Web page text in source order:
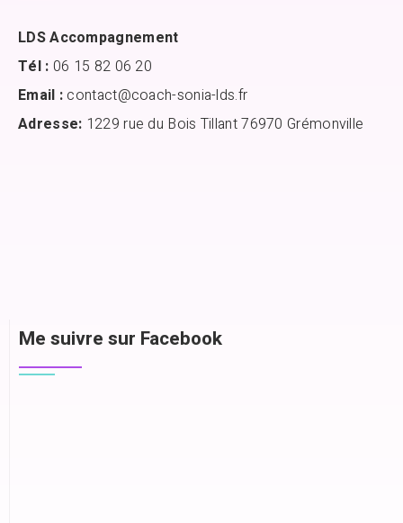
LDS Accompagnement
Tél : 06 15 82 06 20
Email :contact@coach-sonia-lds.fr
Adresse: 1229 rue du Bois Tillant 76970 Grémonville
Me suivre sur Facebook